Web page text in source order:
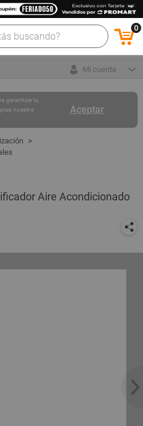
0
Mi cuenta
Aceptar
garantizar tu
nuestra
Aire Acondicionado